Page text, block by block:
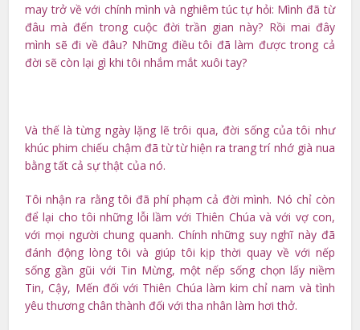
may trở về với chính mình và nghiêm túc tự hỏi: Mình đã từ
đâu mà đến trong cuộc đời trần gian này? Rồi mai đây
mình sẽ đi về đâu? Những điều tôi đã làm được trong cả
đời sẽ còn lại gì khi tôi nhắm mắt xuôi tay?
Và thế là từng ngày lặng lẽ trôi qua, đời sống của tôi như
khúc phim chiếu chậm đã từ từ hiện ra trang trí nhớ già nua
bằng tất cả sự thật của nó.
Tôi nhận ra rằng tôi đã phí phạm cả đời mình. Nó chỉ còn
để lại cho tôi những lỗi lầm với Thiên Chúa và với vợ con,
với mọi người chung quanh. Chính những suy nghĩ này đã
đánh động lòng tôi và giúp tôi kịp thời quay về với nếp
sống gần gũi với Tin Mừng, một nếp sống chọn lấy niềm
Tin, Cậy, Mến đối với Thiên Chúa làm kim chỉ nam và tình
yêu thương chân thành đối với tha nhân làm hơi thở.